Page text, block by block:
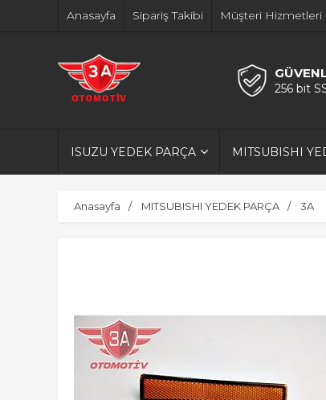
Anasayfa Sipariş Takibi Müşteri Hizmetleri
256 bit
ISUZU YEDEK PARÇA MITSUBISHI
Anasayfa MITSUBISHI YEDEK PARÇA 3A